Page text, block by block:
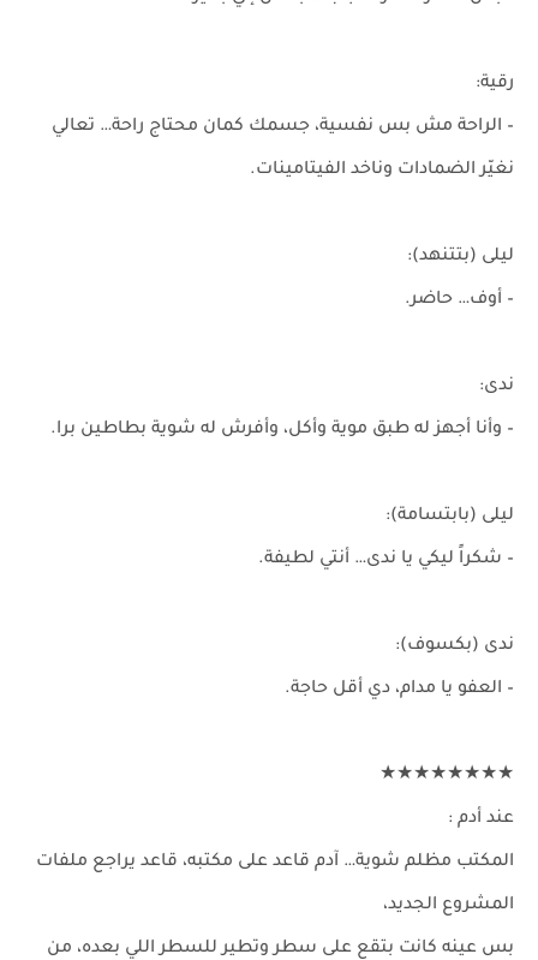
رقية:
– الراحة مش بس نفسية، جسمك كمان محتاج راحة… تعالي
نغيّر الضمادات وناخد الفيتامينات.
ليلى (بتتنهد):
– أوف… حاضر.
ندى:
– وأنا أجهز له طبق موية وأكل، وأفرش له شوية بطاطين برا.
ليلى (بابتسامة):
– شكراً ليكي يا ندى… أنتي لطيفة.
ندى (بكسوف):
– العفو يا مدام، دي أقل حاجة.
★★★★★★★★
عند أدم :
المكتب مظلم شوية… آدم قاعد على مكتبه، قاعد يراجع ملفات
المشروع الجديد،
بس عينه كانت بتقع على سطر وتطير للسطر اللي بعده، من